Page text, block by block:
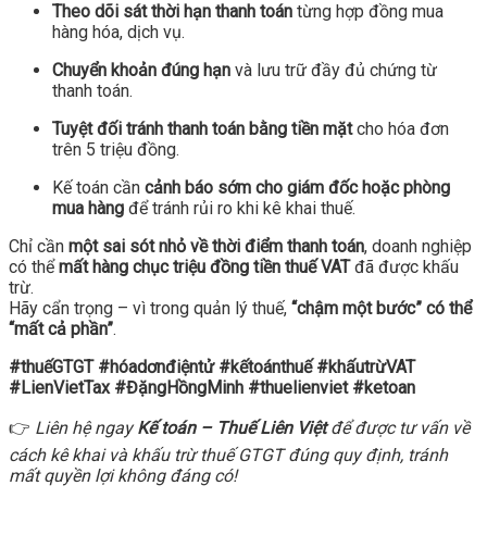
Theo dõi sát thời hạn thanh toán từng hợp đồng mua
hàng hóa, dịch vụ.
Chuyển khoản đúng hạn và lưu trữ đầy đủ chứng từ
thanh toán.
Tuyệt đối tránh thanh toán bằng tiền mặtcho hóa đơn
trên 5 triệu đồng.
Kế toán cần cảnh báo sớm cho giám đốc hoặc phòng
mua hàng để tránh rủi ro khi kê khai thuế.
Chỉ cần một sai sót nhỏ về thời điểm thanh toán, doanh nghiệp
có thểmất hàng chục triệu đồng tiền thuế VATđã được khấu
trừ.
Hãy cẩn trọng – vì trong quản lý thuế, “chậm một bước” có thể
“mất cả phần”.
#thuếGTGT #hóadơnđiệntử #kếtoánthuế #khấutrừVAT
#LienVietTax #ĐặngHồngMinh #thuelienviet #ketoan
👉 Liên hệ ngayKế toán – Thuế Liên Việtđể được tư vấn về
cách kê khai và khấu trừ thuế GTGT đúng quy định, tránh
mất quyền lợi không đáng có!